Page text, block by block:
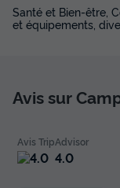
Santé et Bien-être,
et équipements,
Avis sur
Avis TripAdvisor
4.0